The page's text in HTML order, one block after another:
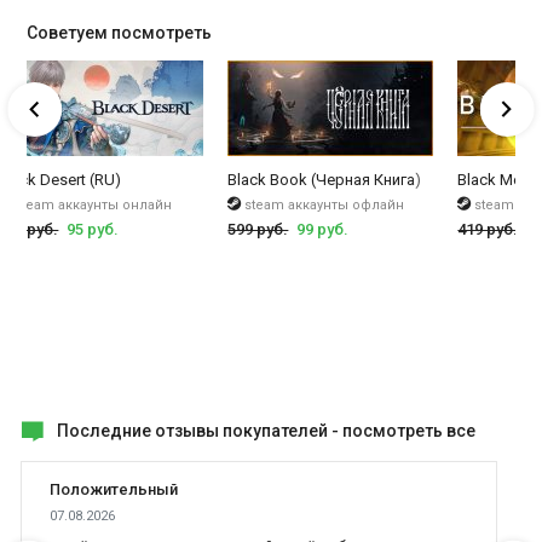
Советуем посмотреть
Plus Chest
Desert (RU)
steam аккаунты онлайн
руб. 95 руб.
Black Book (Черная Книга)
steam аккаунты офлайн
599 руб. 99 руб.
Black Mesa
steam
419 руб.
Последние отзывы покупателей - посмотреть все
Положительный
07.08.2026